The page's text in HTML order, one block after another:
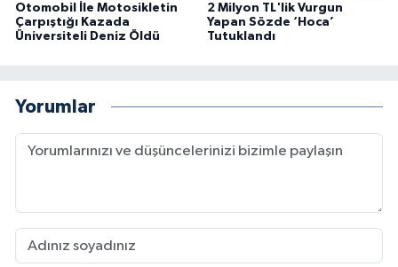
Otomobil İle Motosikletin
Çarpıştığı Kazada
Üniversiteli Deniz Öldü
2 Milyon TL'lik Vurgun
Yapan Sözde ‘Hoca’
Tutuklandı
Yorumlar